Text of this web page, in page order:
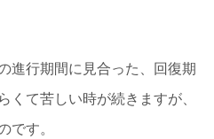
進行期間に見合った、回復期
て苦しい時が続きますが、
す。